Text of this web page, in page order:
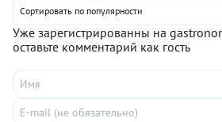
Сортировать по популярности
Уже зарегистрированны на
оставьте комментарий как гость